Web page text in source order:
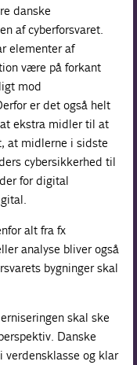
danske
af cyberforsvaret.
elementer af
være på forkant
mod
er det også helt
ekstra midler til at
at midlerne i sidste
cybersikkerhed til
for digital
alt fra fx
analyse bliver også
bygninger skal
skal ske
Danske
verdensklasse og klar